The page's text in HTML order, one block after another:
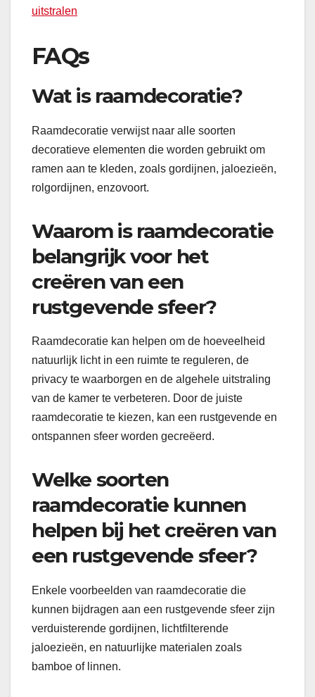
uitstralen
FAQs
Wat is raamdecoratie?
Raamdecoratie verwijst naar alle soorten
decoratieve elementen die worden gebruikt om
ramen aan te kleden, zoals gordijnen, jaloezieën,
rolgordijnen, enzovoort.
Waarom is raamdecoratie
belangrijk voor het
creëren van een
rustgevende sfeer?
Raamdecoratie kan helpen om de hoeveelheid
natuurlijk licht in een ruimte te reguleren, de
privacy te waarborgen en de algehele uitstraling
van de kamer te verbeteren. Door de juiste
raamdecoratie te kiezen, kan een rustgevende en
ontspannen sfeer worden gecreëerd.
Welke soorten
raamdecoratie kunnen
helpen bij het creëren van
een rustgevende sfeer?
Enkele voorbeelden van raamdecoratie die
kunnen bijdragen aan een rustgevende sfeer zijn
verduisterende gordijnen, lichtfilterende
jaloezieën, en natuurlijke materialen zoals
bamboe of linnen.